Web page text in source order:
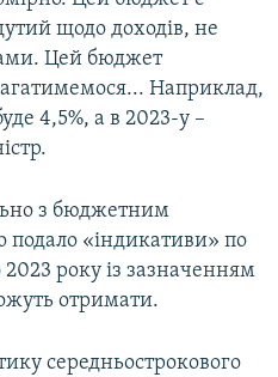
щодо доходів, не
Цей бюджет
Наприклад,
4,5%, а в 2023-у –
з бюджетним
подало «індикативи» по
року із зазначенням
отримати.
середньострокового